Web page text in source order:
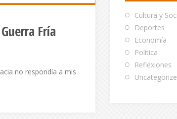
Fría
no respondía a mis
Cultura y
Deportes
Economía
Política
Reflexiones